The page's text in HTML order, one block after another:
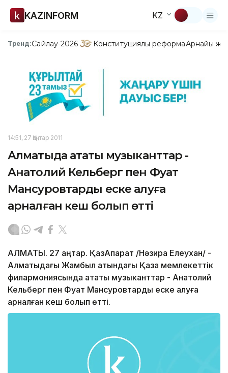
KAZINFORM KZ
Тренд:Сайлау-2026 Конституциялық реформаАрнайы
14:51, 27 Қаңтар 2011
Алматыда атақты музыканттар -
Анатолий Кельберг пен Фуат
Мансуровтарды еске алуға
арналған кеш болып өтті
АЛМАТЫ. 27 қаңтар. ҚазАқпарат /Нәзира Елеухан/ -
Алматыдағы Жамбыл атындағы Қазақ мемлекеттік
филармониясында атақты музыканттар - Анатолий
Кельберг пен Фуат Мансуровтарды еске алуға
арналған кеш болып өтті.